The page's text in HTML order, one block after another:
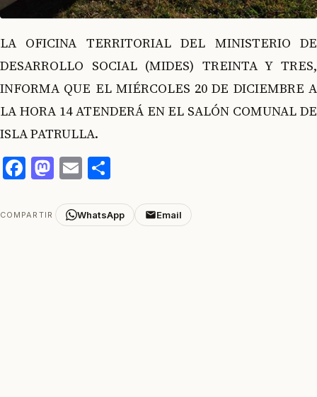
LA OFICINA TERRITORIAL DEL MINISTERIO DE
DESARROLLO SOCIAL (MIDES) TREINTA Y TRES,
INFORMA QUE EL MIÉRCOLES 20 DE DICIEMBRE A
LA HORA 14 ATENDERÁ EN EL SALÓN COMUNAL DE
ISLA PATRULLA.
Facebook
Mastodon
Email
COMPARTIR WhatsApp Email